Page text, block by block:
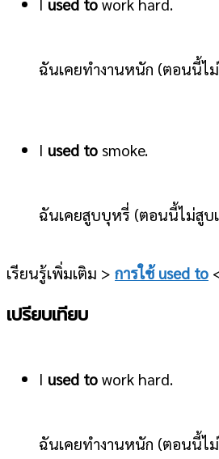
ฉันเคยทำงานหนัก (ตอนนี้ไ
I used to smoke.
ฉันเคยสูบบุหรี่ (ตอนนี้ไม่สูบ
เรียนรู้เพิ่มเติม > การใช้ used to
เปรียบเทียบ
I used to work hard.
ฉันเคยทำงานหนัก (ตอนนี้ไ